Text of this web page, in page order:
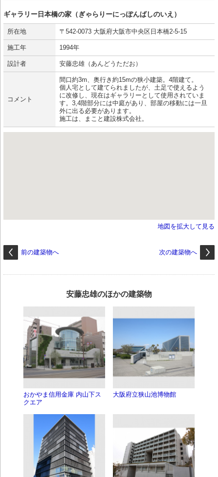
ギャラリー日本橋の家（ぎゃらりーにっぽんばしのいえ）
所在地 〒542-0073 大阪府大阪市中央区日本橋2-5-15
施工年 1994年
設計者 安藤忠雄（あんどうただお）
コメント
間口約3m、奥行き約15mの狭小建築。4階建て。
個人宅として建てられましたが、土足で使えるよう
に改修し、現在はギャラリーとして使用されていま
す。3,4階部分には中庭があり、部屋の移動には一旦
外に出る必要があります。
施工は、まこと建設株式会社。
地図を拡大して見る
前の建築物へ 次の建築物へ
安藤忠雄のほかの建築物
おかやま信用金庫 内山下ス
クエア
大阪府立狭山池博物館